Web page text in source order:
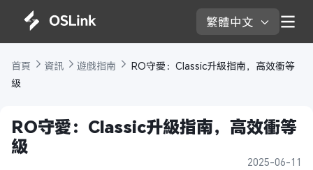
繁體中文
首頁 資訊 遊戲指南
RO守愛：Classic升級指南，高效衝等
級
RO守愛：Classic升級指南，高效衝等
級
2025-06-11